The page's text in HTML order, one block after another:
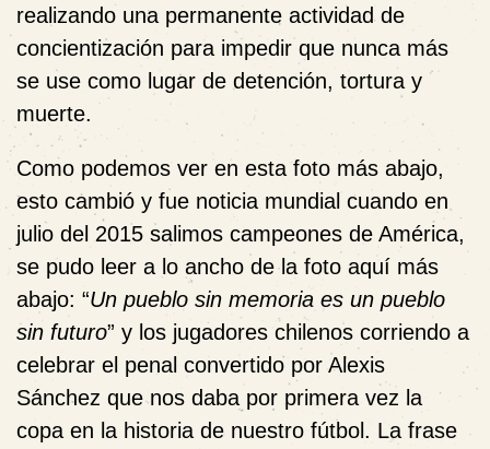
realizando una permanente actividad de
concientización para impedir que nunca más
se use como lugar de detención, tortura y
muerte.
Como podemos ver en esta foto más abajo,
esto cambió y fue noticia mundial cuando en
julio del 2015 salimos campeones de América,
se pudo leer a lo ancho de la foto aquí más
abajo: “Un pueblo sin memoria es un pueblo
sin futuro” y los jugadores chilenos corriendo a
celebrar el penal convertido por Alexis
Sánchez que nos daba por primera vez la
copa en la historia de nuestro fútbol. La frase